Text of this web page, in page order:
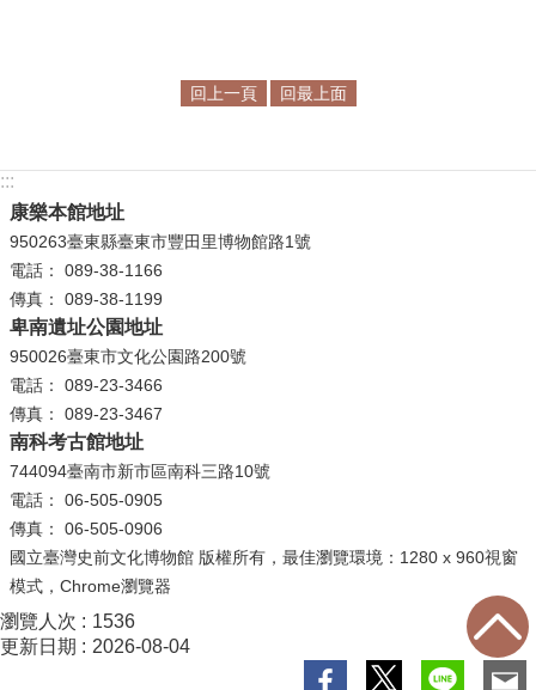
學
習
索
認
識
我
們
便
民
服
務
性
別
回上一頁 回最上面
:::
康樂本館地址
950263臺東縣臺東市豐田里博物館路1號
電話： 089-38-1166
傳真： 089-38-1199
卑南遺址公園地址
950026臺東市文化公園路200號
電話： 089-23-3466
傳真： 089-23-3467
南科考古館地址
744094臺南市新市區南科三路10號
電話： 06-505-0905
傳真： 06-505-0906
國立臺灣史前文化博物館 版權所有，最佳瀏覽環境：1280 x 960視窗
模式，Chrome瀏覽器
瀏覽人次
1536
更新日期
2026-08-04